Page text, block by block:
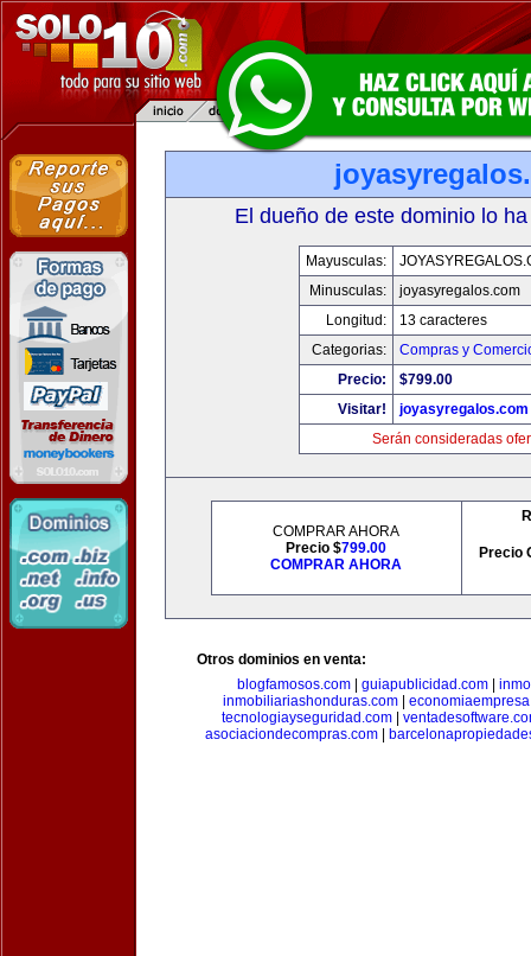
El dueño de este dominio lo
Mayusculas:
Minusculas:
joyasyregalos.com
Longitud:
13 caracteres
Categorias:
Compras y
Precio:
$799.00
Visitar!
joyasyregalos.com
Serán consideradas
COMPRAR AHORA
Precio $799.00
COMPRAR AHORA
Precio
Otros dominios en venta:
blogfamosos.com
guiapublicidad.com
inmobiliariashonduras.com
tecnologiayseguridad.com|
asociaciondecompras.com|